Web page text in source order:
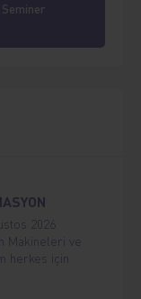
Seminer
2026
Makineleri ve
herkes için